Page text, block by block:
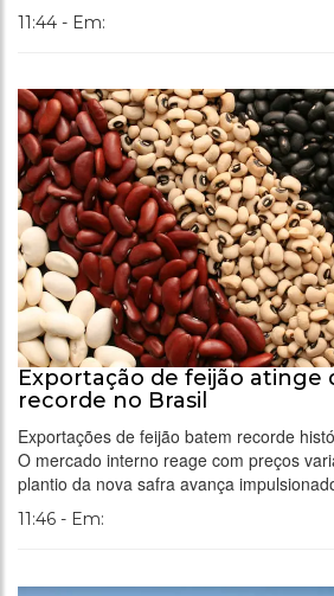
11:44 - Em:
Exportação de feijão atinge
recorde no Brasil
Exportações de feijão batem recorde
O mercado interno reage com preços
plantio da nova safra avança
11:46 - Em: